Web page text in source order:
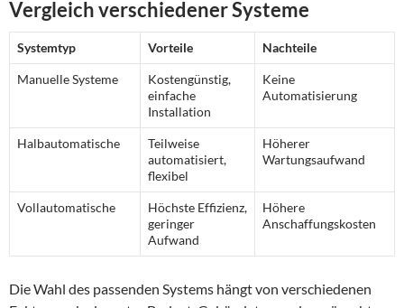
Vergleich verschiedener Systeme
Systemtyp Vorteile Nachteile
Manuelle Systeme
Kostengünstig,
einfache
Installation
Keine
Automatisierung
Halbautomatische
Teilweise
automatisiert,
flexibel
Höherer
Wartungsaufwand
Vollautomatische
Höchste Effizienz,
geringer
Aufwand
Höhere
Anschaffungskosten
Die Wahl des passenden Systems hängt von verschiedenen